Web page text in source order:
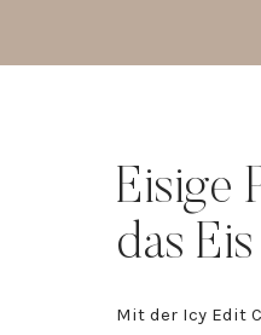
Eisige
das
Mit der Icy Edit